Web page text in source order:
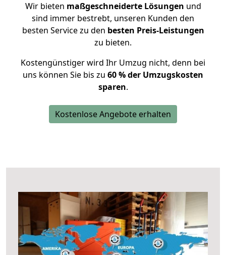
Wir bieten maßgeschneiderte Lösungen und
sind immer bestrebt, unseren Kunden den
besten Service zu den besten Preis-Leistungen
zu bieten.
Kostengünstiger wird Ihr Umzug nicht, denn bei
uns können Sie bis zu 60 % der Umzugskosten
sparen.
Kostenlose Angebote erhalten